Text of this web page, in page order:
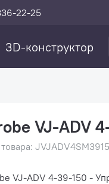
22-25
3D-конструктор
VJ-ADV
VJ-ADV 4-39-150 -